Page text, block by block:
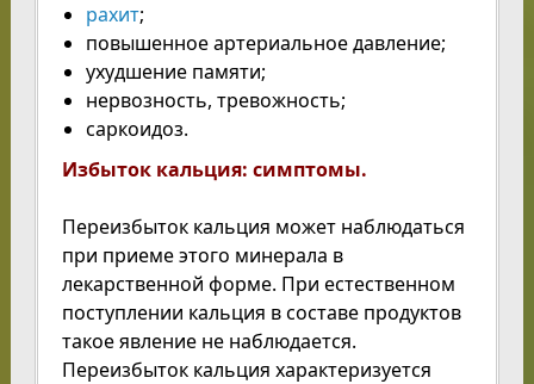
рахит;
повышенное артериальное давление;
ухудшение памяти;
нервозность, тревожность;
саркоидоз.
Избыток кальция: симптомы.
Переизбыток кальция может наблюдаться
при приеме этого минерала в
лекарственной форме. При естественном
поступлении кальция в составе продуктов
такое явление не наблюдается.
Переизбыток кальция характеризуется